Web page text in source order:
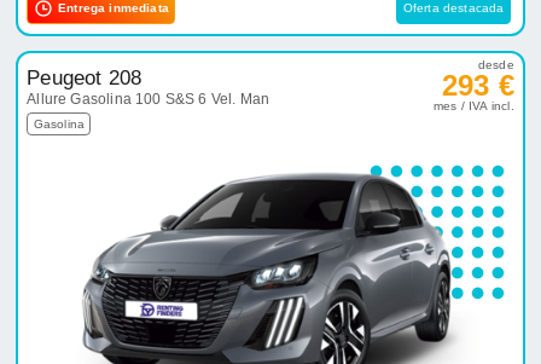
Entrega inmediata Oferta destacada
Peugeot 208
Allure Gasolina 100 S&S 6 Vel. Man
Gasolina
desde
293 €
mes / IVA incl.